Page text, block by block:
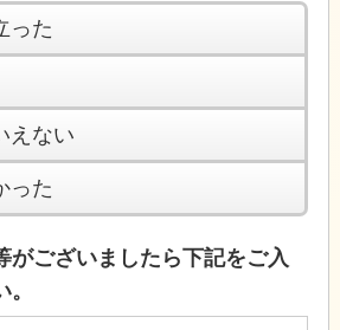
った
えない
った
がございましたら下記をご入